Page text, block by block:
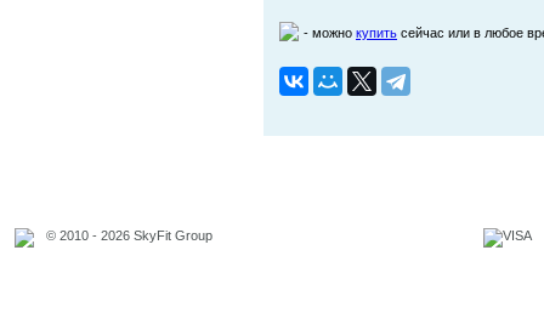
- можно купить сейчас или в любое
© 2010 - 2026 SkyFit Group